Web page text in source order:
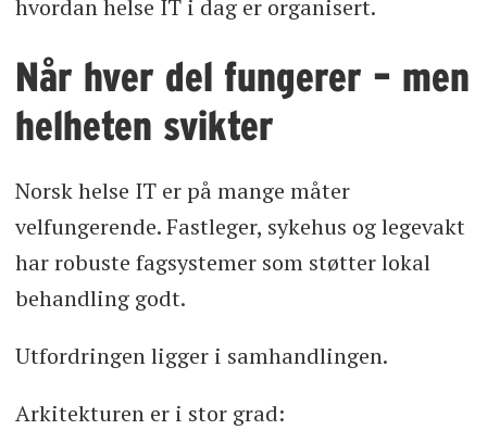
hvordan helse IT i dag er organisert.
Når hver del fungerer – men
helheten svikter
Norsk helse IT er på mange måter
velfungerende. Fastleger, sykehus og legevakt
har robuste fagsystemer som støtter lokal
behandling godt.
Utfordringen ligger i samhandlingen.
Arkitekturen er i stor grad: